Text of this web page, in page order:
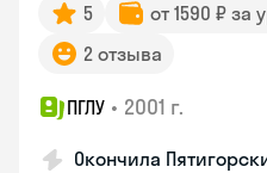
5 от 1590 ₽ за
2 отзыва
ПГЛУ • 2001 г.
Окончила